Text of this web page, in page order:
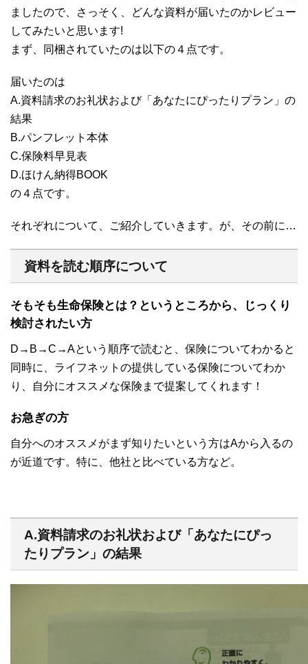
ましたので、さっそく、どんな資料が届いたのかレビュー
してみたいと思います!
まず、同梱されていたのは以下の４点です。
届いたのは
A.資料請求のお礼状および「あなたにぴったりプラン」の
結果
B.パンフレット本体
C.保険料早見表
D.ほけん納得BOOK
の４点です。
それぞれについて、ご紹介していきます。が、その前に…
資料を読む順序について
そもそも生命保険とは？というところから、じっくり
検討されたい方
D→B→C→Aという順序で読むと、保険についてわかると
同時に、ライフネットの提供している保険についてわか
り、自分にオススメな保険まで提案してくれます！
お急ぎの方
自分へのオススメがまず知りたいという方はAから入るの
が近道です。特に、他社と比べている方など。
A.資料請求のお礼状および「あなたにぴっ
たりプラン」の結果